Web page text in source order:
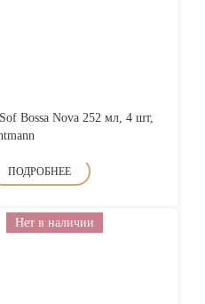
Bossa Nova 252 мл, 4 шт,
ПОДРОБНЕЕ
Нет в наличии